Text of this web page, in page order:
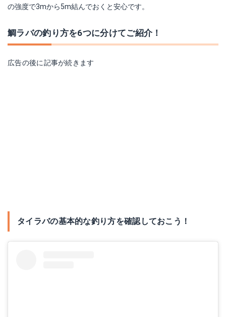
の強度で3mから5m結んでおくと安心です。
鯛ラバの釣り方を6つに分けてご紹介！
広告の後に記事が続きます
タイラバの基本的な釣り方を確認しておこう！